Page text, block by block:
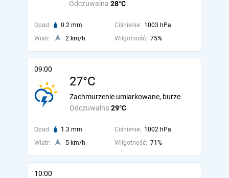
Odczuwalna 28°C
Opad: 0.2 mm Ciśnienie: 1003 hPa
Wiatr:
2 km/h Wilgotność: 75%
09:00
27°C
Odczuwalna 29°C
Zachmurzenie umiarkowane, burze
Opad: 1.3 mm Ciśnienie: 1002 hPa
Wiatr:
5 km/h Wilgotność: 71%
10:00